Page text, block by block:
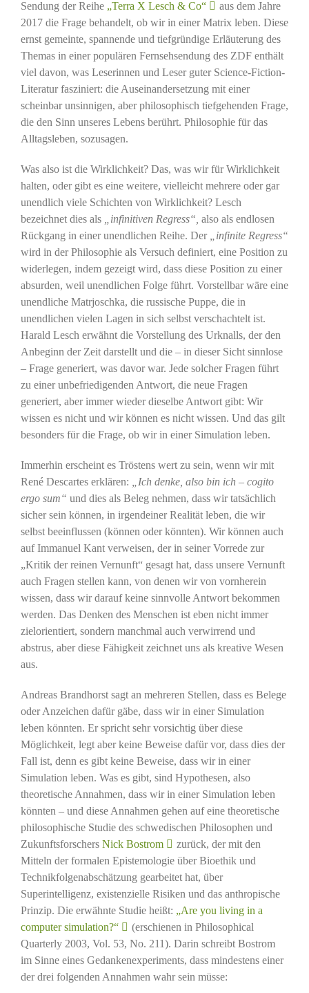
Sendung der Reihe „Terra X Lesch & Co“
aus dem Jahre
2017 die Frage behandelt, ob wir in einer Matrix leben. Diese
ernst gemeinte, spannende und tiefgründige Erläuterung des
Themas in einer populären Fernsehsendung des ZDF enthält
viel davon, was Leserinnen und Leser guter Science-Fiction-
Literatur fasziniert: die Auseinandersetzung mit einer
scheinbar unsinnigen, aber philosophisch tiefgehenden Frage,
die den Sinn unseres Lebens berührt. Philosophie für das
Alltagsleben, sozusagen.
Was also ist die Wirklichkeit? Das, was wir für Wirklichkeit
halten, oder gibt es eine weitere, vielleicht mehrere oder gar
unendlich viele Schichten von Wirklichkeit? Lesch
bezeichnet dies als
„infinitiven Regress“, also als endlosen
Rückgang in einer unendlichen Reihe. Der
„infinite Regress“
wird in der Philosophie als Versuch definiert, eine Position zu
widerlegen, indem gezeigt wird, dass diese Position zu einer
absurden, weil unendlichen Folge führt. Vorstellbar wäre eine
unendliche Matrjoschka, die russische Puppe, die in
unendlichen vielen Lagen in sich selbst verschachtelt ist.
Harald Lesch erwähnt die Vorstellung des Urknalls, der den
Anbeginn der Zeit darstellt und die – in dieser Sicht sinnlose
– Frage generiert, was davor war. Jede solcher Fragen führt
zu einer unbefriedigenden Antwort, die neue Fragen
generiert, aber immer wieder dieselbe Antwort gibt: Wir
wissen es nicht und wir können es nicht wissen. Und das gilt
besonders für die Frage, ob wir in einer Simulation leben.
Immerhin erscheint es Tröstens wert zu sein, wenn wir mit
René Descartes erklären:
„Ich denke, also bin ich – cogito
ergo sum“ und dies als Beleg nehmen, dass wir tatsächlich
sicher sein können, in irgendeiner Realität leben, die wir
selbst beeinflussen (können oder könnten). Wir können auch
auf Immanuel Kant verweisen, der in seiner Vorrede zur
„Kritik der reinen Vernunft“ gesagt hat, dass unsere Vernunft
auch Fragen stellen kann, von denen wir von vornherein
wissen, dass wir darauf keine sinnvolle Antwort bekommen
werden. Das Denken des Menschen ist eben nicht immer
zielorientiert, sondern manchmal auch verwirrend und
abstrus, aber diese Fähigkeit zeichnet uns als kreative Wesen
aus.
Andreas Brandhorst sagt an mehreren Stellen, dass es Belege
oder Anzeichen dafür gäbe, dass wir in einer Simulation
leben könnten. Er spricht sehr vorsichtig über diese
Möglichkeit, legt aber keine Beweise dafür vor, dass dies der
Fall ist, denn es gibt keine Beweise, dass wir in einer
Simulation leben. Was es gibt, sind Hypothesen, also
theoretische Annahmen, dass wir in einer Simulation leben
könnten – und diese Annahmen gehen auf eine theoretische
philosophische Studie des schwedischen Philosophen und
Zukunftsforschers Nick Bostrom
zurück, der mit den
Mitteln der formalen Epistemologie über Bioethik und
Technikfolgenabschätzung gearbeitet hat, über
Superintelligenz, existenzielle Risiken und das anthropische
Prinzip. Die erwähnte Studie heißt: „Are you living in a
computer simulation?“
(erschienen in Philosophical
Quarterly 2003, Vol. 53, No. 211). Darin schreibt Bostrom
im Sinne eines Gedankenexperiments, dass mindestens einer
der drei folgenden Annahmen wahr sein müsse: